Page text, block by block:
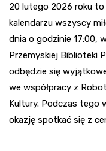
20 lutego 2026 roku
kalendarzu wszyscy
dnia o godzinie 17:00,
Przemyskiej Biblioteki
odbędzie się
we współpracy z
Kultury. Podczas tego
okazję spotkać się z